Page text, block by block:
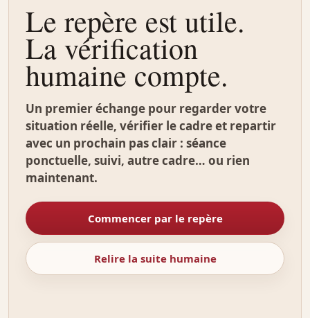
Le repère est utile.
La vérification
humaine compte.
Un premier échange pour regarder votre
situation réelle, vérifier le cadre et repartir
avec un prochain pas clair : séance
ponctuelle, suivi, autre cadre… ou rien
maintenant.
Commencer par le repère
Relire la suite humaine